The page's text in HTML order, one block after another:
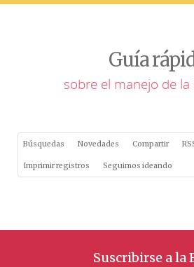
Guía
sobre el manejo de la
Búsquedas Novedades Compartir
Imprimir registros Seguimos ideando
Suscribirse a la